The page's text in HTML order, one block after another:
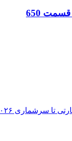
قسمت 650
با دکتر سیروس احمدی